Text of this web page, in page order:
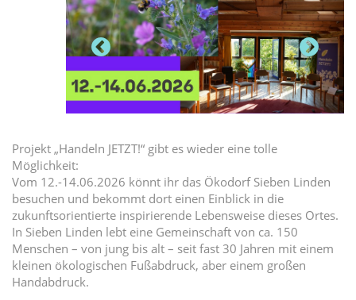
Projekt „Handeln JETZT!“ gibt es wieder eine tolle
Möglichkeit:
Vom 12.-14.06.2026 könnt ihr das Ökodorf Sieben Linden
besuchen und bekommt dort einen Einblick in die
zukunftsorientierte inspirierende Lebensweise dieses Ortes.
In Sieben Linden lebt eine Gemeinschaft von ca. 150
Menschen – von jung bis alt – seit fast 30 Jahren mit einem
kleinen ökologischen Fußabdruck, aber einem großen
Handabdruck.